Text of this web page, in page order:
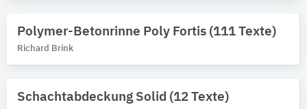
Polymer-Betonrinne Poly Fortis (111 Texte)
Richard Brink
Schachtabdeckung Solid (12 Texte)